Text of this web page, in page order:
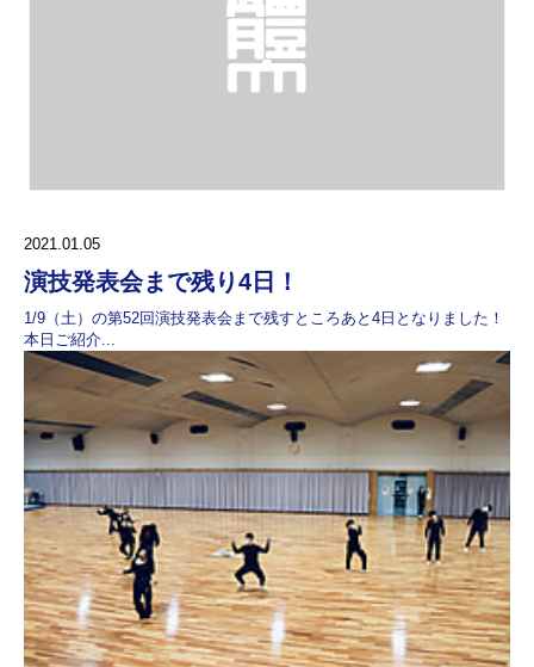
2021.01.05
演技発表会まで残り4日！
1/9（土）の第52回演技発表会まで残すところあと4日となりました！
本日ご紹介...